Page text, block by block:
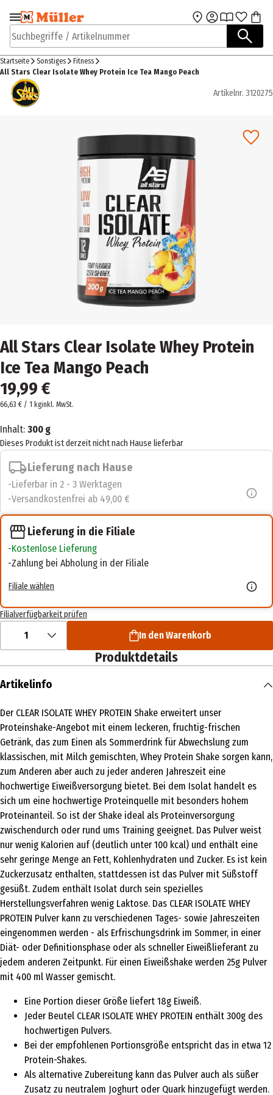
Zur Navigation
springen
Zum Hauptinhalt
Suchbegriffe / Artikelnummer
Startseite Sonstiges
Fitness
All Stars Clear Isolate Whey Protein Ice Tea Mango Peach
Artikelnr. 3120275
All Stars Clear Isolate Whey Protein
Ice Tea Mango Peach
19,99 €
66,63 € / 1 kginkl. MwSt.
Inhalt: 300 g
Dieses Produkt ist derzeit nicht nach Hause lieferbar
Lieferung nach Hause
Lieferbar in 2 - 3 Werktagen
Versandkostenfrei ab 49,00 €
Lieferung in die Filiale
Kostenlose Lieferung
Zahlung bei Abholung in der Filiale
Filiale wählen
Filialverfügbarkeit prüfen
1 In den Warenkorb
Produktdetails
Artikelinfo
Der CLEAR ISOLATE WHEY PROTEIN Shake erweitert unser
Proteinshake-Angebot mit einem leckeren, fruchtig-frischen
Getränk, das zum Einen als Sommerdrink für Abwechslung zum
klassischen, mit Milch gemischten, Whey Protein Shake sorgen kann,
zum Anderen aber auch zu jeder anderen Jahreszeit eine
hochwertige Eiweißversorgung bietet. Bei dem Isolat handelt es
sich um eine hochwertige Proteinquelle mit besonders hohem
Proteinanteil. So ist der Shake ideal als Proteinversorgung
zwischendurch oder rund ums Training geeignet. Das Pulver weist
nur wenig Kalorien auf (deutlich unter 100 kcal) und enthält eine
sehr geringe Menge an Fett, Kohlenhydraten und Zucker. Es ist kein
Zuckerzusatz enthalten, stattdessen ist das Pulver mit Süßstoff
gesüßt. Zudem enthält Isolat durch sein spezielles
Herstellungsverfahren wenig Laktose. Das CLEAR ISOLATE WHEY
PROTEIN Pulver kann zu verschiedenen Tages- sowie Jahreszeiten
eingenommen werden - als Erfrischungsdrink im Sommer, in einer
Diät- oder Definitionsphase oder als schneller Eiweißlieferant zu
jedem anderen Zeitpunkt. Für einen Eiweißshake werden 25g Pulver
mit 400 ml Wasser gemischt.
Eine Portion dieser Größe liefert 18g Eiweiß.
Jeder Beutel CLEAR ISOLATE WHEY PROTEIN enthält 300g des
hochwertigen Pulvers.
Bei der empfohlenen Portionsgröße entspricht das in etwa 12
Protein-Shakes.
Als alternative Zubereitung kann das Pulver auch als süßer
Zusatz zu neutralem Joghurt oder Quark hinzugefügt werden.